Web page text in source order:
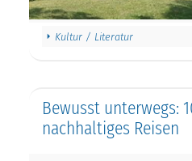
Kultur / Literatur
Bewusst unterwegs:
nachhaltiges Reisen